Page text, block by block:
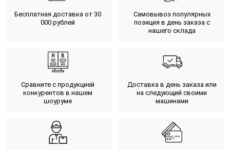
Бесплатная доставка от 30
000 рублей
Самовывоз популярных
позиция в день заказа с
нашего склада
Сравните с продукцией
конкурентов в нашем
шоуруме
Доставка в день заказа или
на следующий своими
машинами